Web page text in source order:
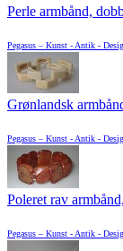
Perle armbånd,
Pegasus – Kunst - Antik -
Grønlandsk
Pegasus – Kunst - Antik -
Poleret rav
Pegasus – Kunst - Antik -